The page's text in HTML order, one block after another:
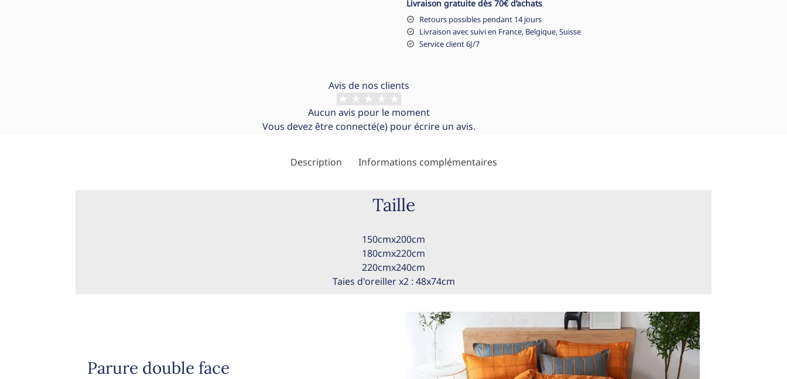
Livraison gratuite dès 70€ d’achats
Retours possibles pendant 14 jours
Livraison avec suivi en France, Belgique, Suisse
Service client 6J/7
Avis de nos clients
Aucun avis pour le moment
Vous devez être connecté(e) pour écrire un avis.
Description Informations complémentaires
Taille
150cmx200cm
180cmx220cm
220cmx240cm
Taies d'oreiller x2 : 48x74cm
Parure double face